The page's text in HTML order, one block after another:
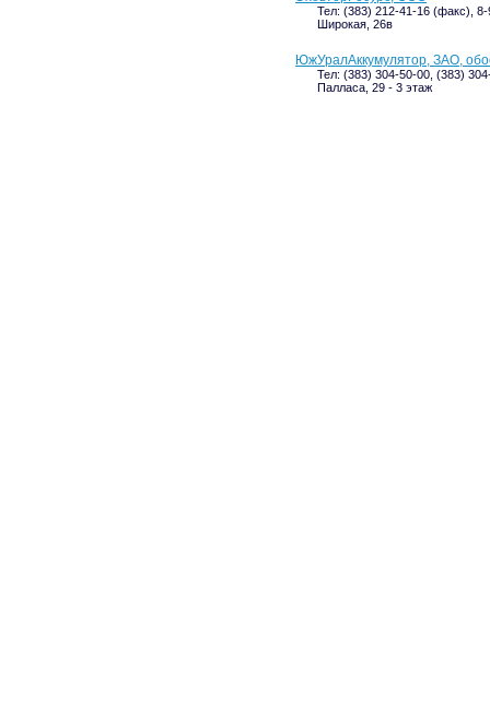
Тел: (383) 212-41-16 (факс),
Широкая, 26в
ЮжУралАккумулятор, ЗАО,
Тел: (383) 304-50-00, (383)
Палласа, 29 - 3 этаж